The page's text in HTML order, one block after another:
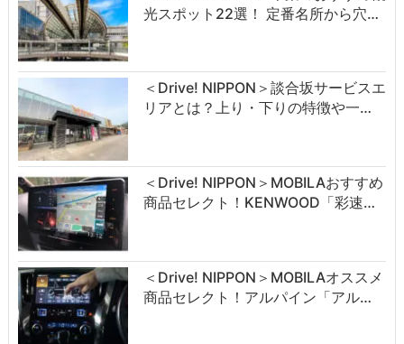
光スポット22選！ 定番名所から穴…
＜Drive! NIPPON＞談合坂サービスエ
リアとは？上り・下りの特徴や一…
＜Drive! NIPPON＞MOBILAおすすめ
商品セレクト！KENWOOD「彩速…
＜Drive! NIPPON＞MOBILAオススメ
商品セレクト！アルパイン「アル…